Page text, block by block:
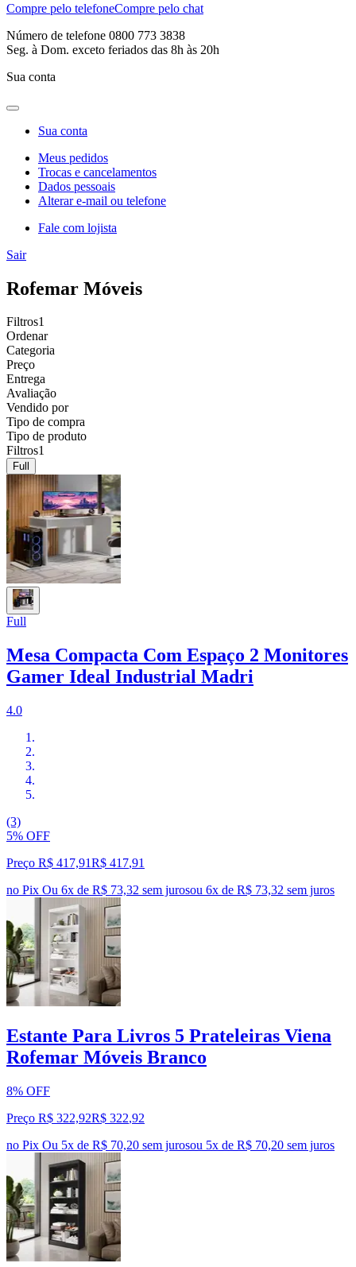
Compre pelo telefoneCompre pelo chat
Número de telefone 0800 773 3838
Seg. à Dom. exceto feriados das 8h às 20h
Sua conta
Sua conta
Meus pedidos
Trocas e cancelamentos
Dados pessoais
Alterar e-mail ou telefone
Fale com lojista
Sair
Rofemar Móveis
Filtros1
Ordenar
Categoria
Preço
Entrega
Avaliação
Vendido por
Tipo de compra
Tipo de produto
Filtros1
Full
Full
Mesa Compacta Com Espaço 2 Monitores
Gamer Ideal Industrial Madri
4.0
(3)
5% OFF
Preço R$ 417,91R$ 417,91
no Pix Ou 6x de R$ 73,32 sem jurosou 6x de R$ 73,32 sem juros
Estante Para Livros 5 Prateleiras Viena
Rofemar Móveis Branco
8% OFF
Preço R$ 322,92R$ 322,92
no Pix Ou 5x de R$ 70,20 sem jurosou 5x de R$ 70,20 sem juros